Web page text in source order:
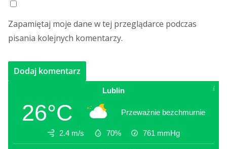
Zapamiętaj moje dane w tej przeglądarce podczas
pisania kolejnych komentarzy.
Lublin
26°C Przeważnie bezchmurnie
2.4 m/s 70% 761 mmHg